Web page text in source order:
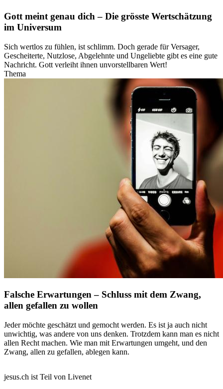
Gott meint genau dich – Die grösste Wertschätzung
im Universum
Sich wertlos zu fühlen, ist schlimm. Doch gerade für Versager,
Gescheiterte, Nutzlose, Abgelehnte und Ungeliebte gibt es eine gute
Nachricht. Gott verleiht ihnen unvorstellbaren Wert!
Thema
Falsche Erwartungen – Schluss mit dem Zwang,
allen gefallen zu wollen
Jeder möchte geschätzt und gemocht werden. Es ist ja auch nicht
unwichtig, was andere von uns denken. Trotzdem kann man es nicht
allen Recht machen. Wie man mit Erwartungen umgeht, und den
Zwang, allen zu gefallen, ablegen kann.
jesus.ch ist Teil von Livenet